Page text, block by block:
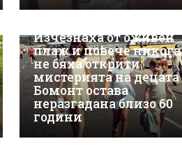
Изчезнаха от оживен
плаж и повече никога
не бяха открити:
мистерията на децата
Бомонт остава
неразгадана близо 60
години